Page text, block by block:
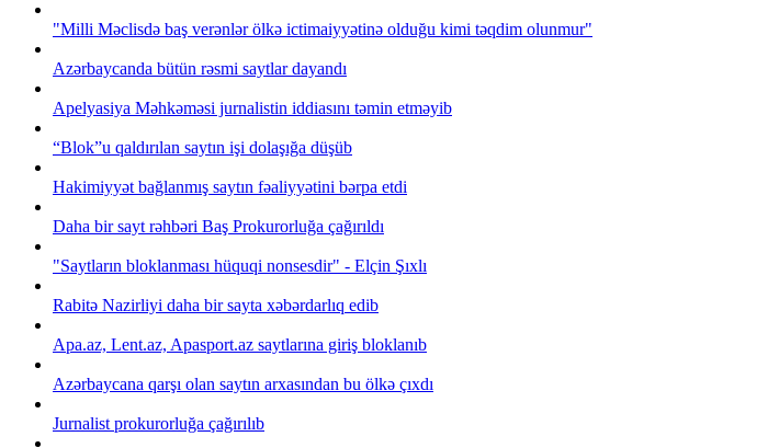
"Milli Məclisdə baş verənlər ölkə ictimaiyyətinə olduğu kimi təqdim olunmur"
Azərbaycanda bütün rəsmi saytlar dayandı
Apelyasiya Məhkəməsi jurnalistin iddiasını təmin etməyib
“Blok”u qaldırılan saytın işi dolaşığa düşüb
Hakimiyyət bağlanmış saytın fəaliyyətini bərpa etdi
Daha bir sayt rəhbəri Baş Prokurorluğa çağırıldı
"Saytların bloklanması hüquqi nonsesdir" - Elçin Şıxlı
Rabitə Nazirliyi daha bir sayta xəbərdarlıq edib
Apa.az, Lent.az, Apasport.az saytlarına giriş bloklanıb
Azərbaycana qarşı olan saytın arxasından bu ölkə çıxdı
Jurnalist prokurorluğa çağırılıb